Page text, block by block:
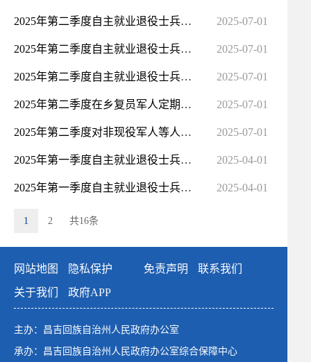
2025年第二季度自主就业退役士兵职业教育和技能培训情况 2025-07-01
2025年第二季度自主就业退役士兵一次性经济补助发放情况 2025-07-01
2025年第二季度自主就业退役士兵就业创业扶持情况 2025-07-01
2025年第二季度在乡复员军人定期定量补助的认定情况 2025-07-01
2025年第二季度对非现役军人等人员残疾等级的认定和评定情况 2025-07-01
2025年第一季度自主就业退役士兵一次性经济补助发放情况 2025-04-01
2025年第一季度自主就业退役士兵就业创业扶持情况 2025-04-01
1 2 共16条
网站地图 隐私保护 免责声明
联系我们
关于我们
政府APP
主办：昌吉回族自治州人民政府办公室
承办：昌吉回族自治州人民政府办公室综合保障中心